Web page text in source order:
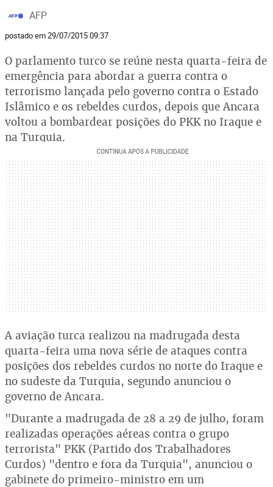
AFP
postado em 29/07/2015 09:37
O parlamento turco se reúne nesta quarta-feira de
emergência para abordar a guerra contra o
terrorismo lançada pelo governo contra o Estado
Islâmico e os rebeldes curdos, depois que Ancara
voltou a bombardear posições do PKK no Iraque e
na Turquia.
A aviação turca realizou na madrugada desta
quarta-feira uma nova série de ataques contra
posições dos rebeldes curdos no norte do Iraque e
no sudeste da Turquia, segundo anunciou o
governo de Ancara.
"Durante a madrugada de 28 a 29 de julho, foram
realizadas operações aéreas contra o grupo
terrorista" PKK (Partido dos Trabalhadores
Curdos) "dentro e fora da Turquia", anunciou o
gabinete do primeiro-ministro em um